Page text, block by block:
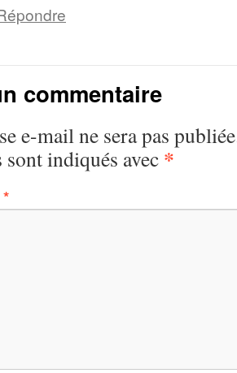
commentaire
e-mail ne sera pas
indiqués avec *
*